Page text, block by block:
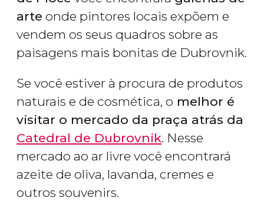
arte onde pintores locais expõem e
vendem os seus quadros sobre as
paisagens mais bonitas de Dubrovnik.
Se você estiver à procura de produtos
naturais e de cosmética, o melhor é
visitar o mercado da praça atrás da
Catedral de Dubrovnik. Nesse
mercado ao ar livre você encontrará
azeite de oliva, lavanda, cremes e
outros souvenirs.